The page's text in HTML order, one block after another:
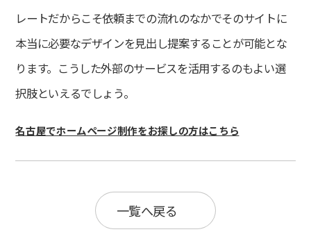
レートだからこそ依頼までの流れのなかでそのサイトに
本当に必要なデザインを見出し提案することが可能とな
ります。こうした外部のサービスを活用するのもよい選
択肢といえるでしょう。
名古屋でホームページ制作をお探しの方はこちら
一覧へ戻る